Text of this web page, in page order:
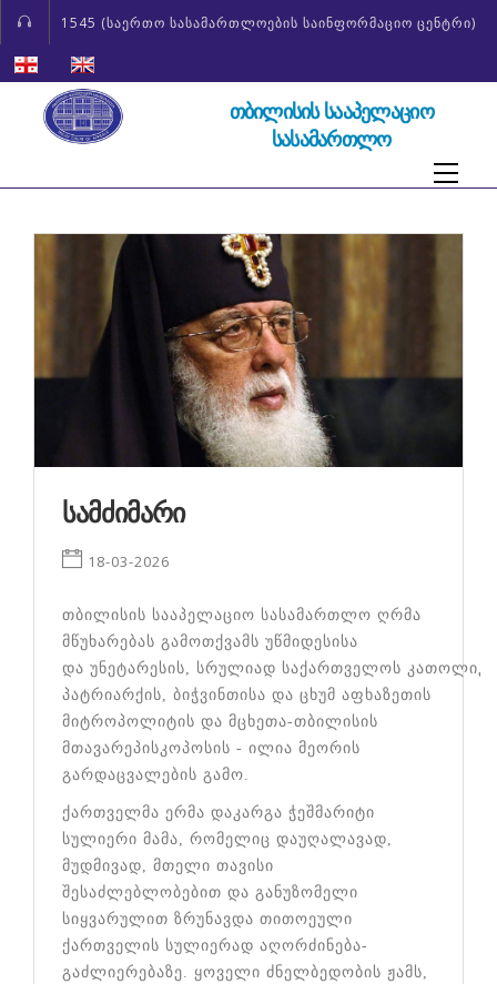
1545 (საერთო სასამართლოების საინფორმაციო ცენტრი)
ᲗᲑᲘᲚᲘᲡᲘᲡ ᲡᲐᲐᲞᲔᲚᲐᲪᲘᲝ
ᲡᲐᲡᲐᲛᲐᲠᲗᲚᲝ
ᲡᲐᲛᲫᲘᲛᲐᲠᲘ
18-03-2026
თბილისის სააპელაციო სასამართლო ღრმა
მწუხარებას გამოთქვამს უწმიდესისა
და უნეტარესის, სრულიად საქართველოს
პატრიარქის, ბიჭვინთისა და ცხუმ აფხაზეთის
მიტროპოლიტის და მცხეთა-თბილისის
მთავარეპისკოპოსის - ილია მეორის
გარდაცვალების გამო.
ქართველმა ერმა დაკარგა ჭეშმარიტი
სულიერი მამა, რომელიც დაუღალავად,
მუდმივად, მთელი თავისი
შესაძლებლობებით და განუზომელი
სიყვარულით ზრუნავდა თითოეული
ქართველის სულიერად აღორძინება-
გაძლიერებაზე. ყოველი ძნელბედობის ჟამს,